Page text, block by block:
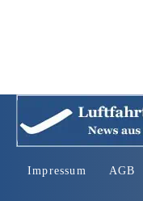
Impressum AGB